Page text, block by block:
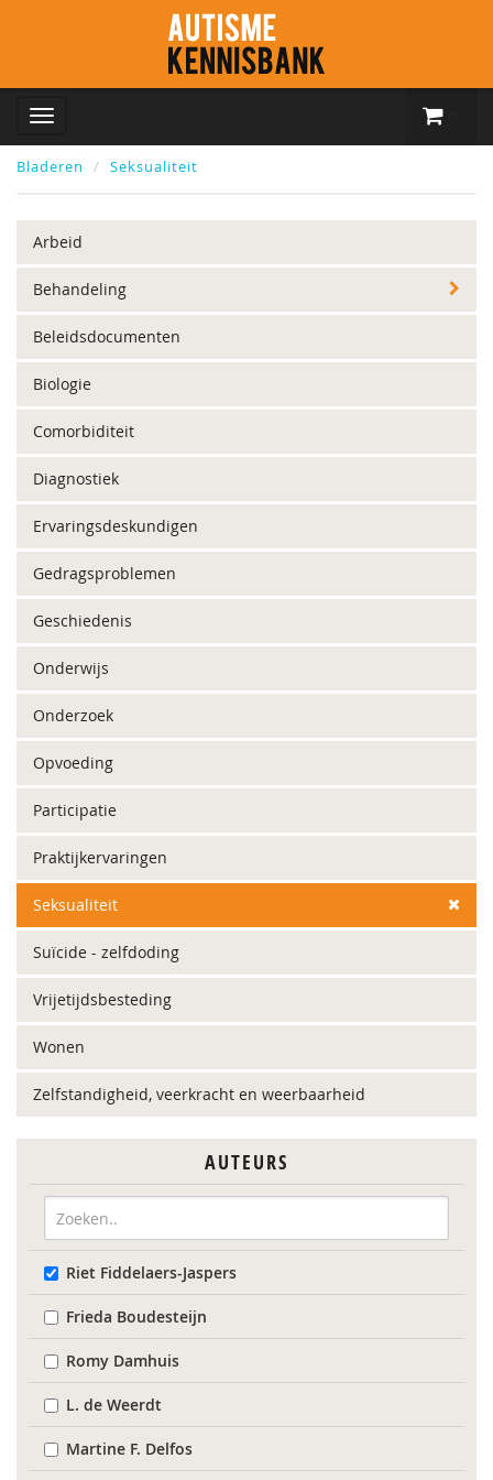
Bladeren Seksualiteit
Arbeid
Behandeling
Beleidsdocumenten
Biologie
Comorbiditeit
Diagnostiek
Ervaringsdeskundigen
Gedragsproblemen
Geschiedenis
Onderwijs
Onderzoek
Opvoeding
Participatie
Praktijkervaringen
Seksualiteit
Suïcide - zelfdoding
Vrijetijdsbesteding
Wonen
Zelfstandigheid, veerkracht en weerbaarheid
AUTEURS
Riet Fiddelaers-Jaspers
Frieda Boudesteijn
Romy Damhuis
L. de Weerdt
Martine F. Delfos